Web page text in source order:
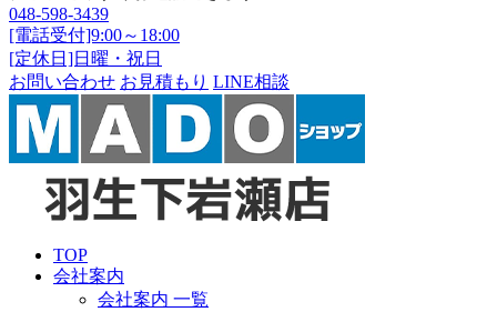
048-598-3439
[電話受付]9:00～18:00
[定休日]日曜・祝日
お問い合わせ お見積もり LINE相談
TOP
会社案内
会社案内 一覧